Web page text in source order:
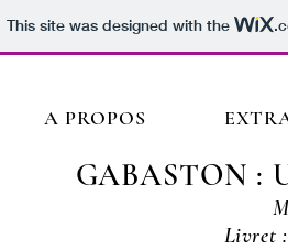
This site was designed with the
A PROPOS
GABASTON :
Livret